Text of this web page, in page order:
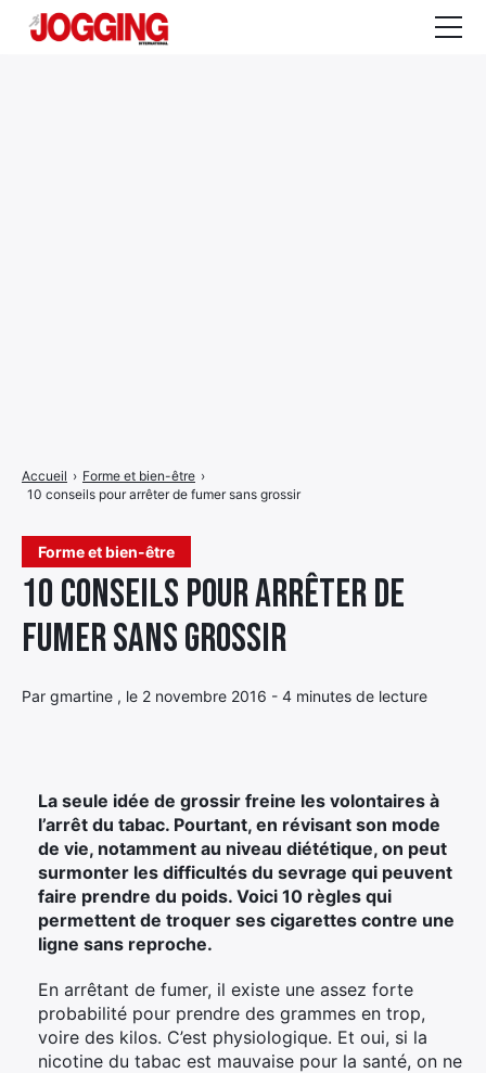
Forme et bien-être
10 conseils pour arrêter de
fumer sans grossir
Par gmartine , le 2 novembre 2016 - 4 minutes de lecture
Accueil › Forme et bien-être ›
10 conseils pour arrêter de fumer sans grossir
La seule idée de grossir freine les volontaires à
l’arrêt du tabac. Pourtant, en révisant son mode
de vie, notamment au niveau diététique, on peut
surmonter les difficultés du sevrage qui peuvent
faire prendre du poids. Voici 10 règles qui
permettent de troquer ses cigarettes contre une
ligne sans reproche.
En arrêtant de fumer, il existe une assez forte
probabilité pour prendre des grammes en trop,
voire des kilos. C’est physiologique. Et oui, si la
nicotine du tabac est mauvaise pour la santé, on ne
menu
menu
de
menu